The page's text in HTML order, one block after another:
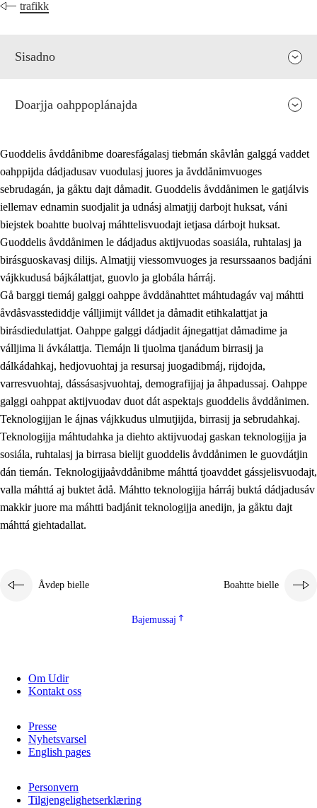
trafikk
Sisadno
2. Prinsihpa oahppama, åvddånahttema ja ávddama hárráj
2.1 Sosiála oahppam ja åvddånibme
2.2 Máhtudahka fágáj hárráj
2.3 Vuodulasj tjehpudagá
2.4 Oahppat oahppat
Doaresfágalasj tiemá
2.5 Doaresfágalasj tiemá
2.5.1 Álmmukvarresvuohta ja iellemrijbadibme
Demokratijja ja guojmmeviesátvuohta
2.5.3 Guoddelis åvddånibme
Doarjja oahppoplánajda
Guoddelis åvddånibme doaresfágalasj tiebmán skåvlån galggá vaddet
oahppijda dádjadusav vuodulasj juores ja åvddånimvuoges
sebrudagán, ja gåktu dajt dåmadit. Guoddelis åvddånimen le gatjálvis
iellemav ednamin suodjalit ja udnásj almatjij darbojt huksat, váni
biejstek boahtte buolvaj máhttelisvuodajt ietjasa dárbojt huksat.
Guoddelis åvddånimen le dádjadus aktijvuodas soasiála, ruhtalasj ja
birásguoskavasj dilijs. Almatjij viessomvuoges ja resurssaanos badjáni
vájkkudusá bájkálattjat, guovlo ja globála hárráj.
Gå barggi tiemáj galggi oahppe åvddånahttet máhtudagáv vaj máhtti
åvdåsvasstediddje válljimijt válldet ja dåmadit etihkalattjat ja
birásdiedulattjat. Oahppe galggi dádjadit ájnegattjat dåmadime ja
válljima li ávkálattja. Tiemájn li tjuolma tjanádum birrasij ja
dálkádahkaj, hedjovuohtaj ja resursaj juogadibmáj, rijdojda,
varresvuohtaj, dássásasjvuohtaj, demografijjaj ja åhpadussaj. Oahppe
galggi oahppat aktijvuodav duot dát aspektajs guoddelis åvddånimen.
Teknologijjan le ájnas vájkkudus ulmutjijda, birrasij ja sebrudahkaj.
Teknologijja máhtudahka ja diehto aktijvuodaj gaskan teknologijja ja
sosiála, ruhtalasj ja birrasa bielijt guoddelis åvddånimen le guovdátjin
dán tiemán. Teknologijjaåvddånibme máhttá tjoavddet gássjelisvuodajt,
valla máhttá aj buktet ådå. Máhtto teknologijja hárráj buktá dádjadusáv
makkir juore ma máhtti badjánit teknologijja anedijn, ja gåktu dajt
máhttá giehtadallat.
Åvdep bielle Boahtte bielle
Bajemussaj
Om Udir
Kontakt oss
Presse
Nyhetsvarsel
English pages
Personvern
Tilgjengelighetserklæring